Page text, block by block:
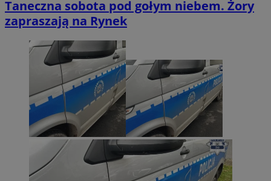
Taneczna sobota pod gołym niebem. Żory
zapraszają na Rynek